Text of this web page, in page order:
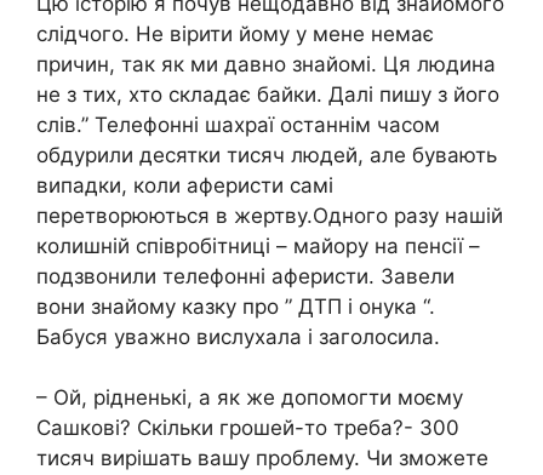
слідчого. Не вірити йому у мене немає
причин, так як ми давно знайомі. Ця людина
не з тих, хто складає байки. Далі пишу з його
слів.” Телефонні шахраї останнім часом
обдурили десятки тисяч людей, але бувають
випадки, коли аферисти самі
перетворюються в жертву.Одного разу нашій
колишній співробітниці – майору на пенсії –
подзвонили телефонні аферисти. Завели
вони знайому казку про ” ДТП і онука “.
Бабуся уважно вислухала і заголосила.
– Ой, рідненькі, а як же допомогти моєму
Сашкові? Скільки грошей-то треба?- 300
тисяч вирішать вашу проблему. Чи зможете